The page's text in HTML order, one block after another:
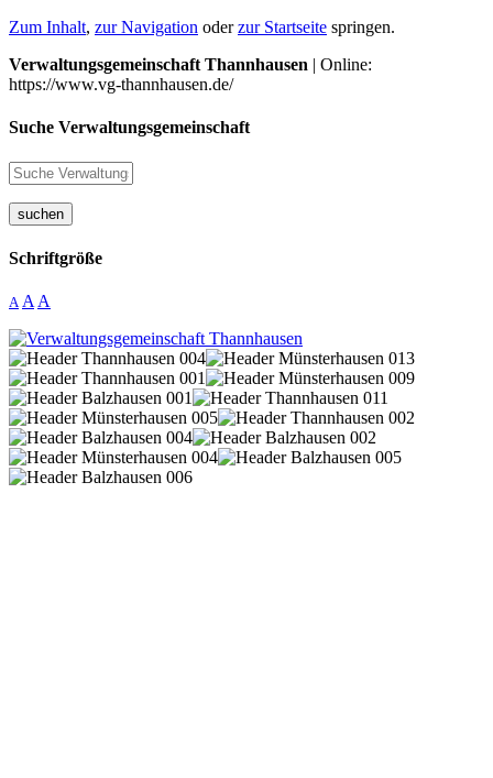
Zum Inhalt, zur Navigation oderzur Startseite springen.
Verwaltungsgemeinschaft Thannhausen | Online:
https://www.vg-thannhausen.de/
Suche Verwaltungsgemeinschaft
suchen
Schriftgröße
A A A